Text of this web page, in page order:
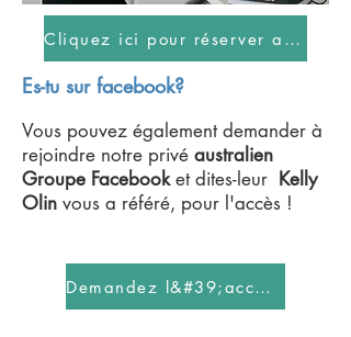
Es-tu sur facebook?
Vous pouvez également demander à
rejoindre notre privé australien
Groupe Facebooket dites-leur Kelly
Olin vous a référé, pour l'accès !
Demandez l&#39;accès maintenant !
Cliquez ici pour réserver avec moi !